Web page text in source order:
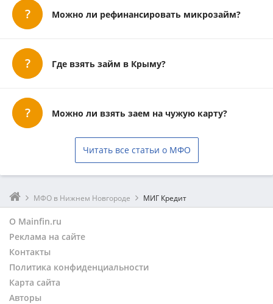
Можно ли рефинансировать микрозайм?
Где взять займ в Крыму?
Можно ли взять заем на чужую карту?
Читать все статьи о МФО
МФО в Нижнем Новгороде МИГ Кредит
О Mainfin.ru
Реклама на сайте
Контакты
Политика конфиденциальности
Карта сайта
Авторы